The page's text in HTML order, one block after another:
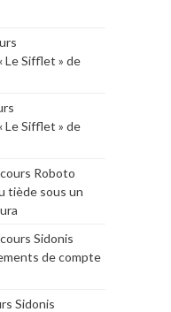
Sifflet » de
Sifflet » de
Roboto
tiède sous un
Sidonis
de compte
Sidonis